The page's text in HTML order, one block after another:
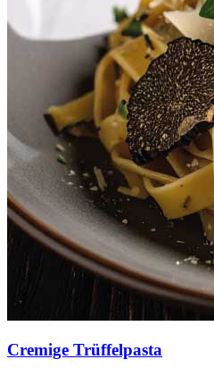
Cremige Trüffelpasta